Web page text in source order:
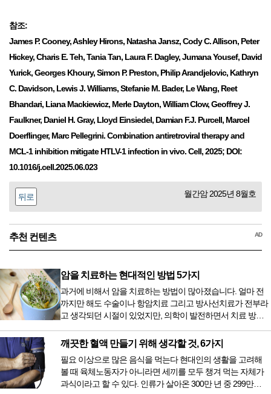
참조:
James P. Cooney, Ashley Hirons, Natasha Jansz, Cody C. Allison, Peter
Hickey, Charis E. Teh, Tania Tan, Laura F. Dagley, Jumana Yousef, David
Yurick, Georges Khoury, Simon P. Preston, Philip Arandjelovic, Kathryn
C. Davidson, Lewis J. Williams, Stefanie M. Bader, Le Wang, Reet
Bhandari, Liana Mackiewicz, Merle Dayton, William Clow, Geoffrey J.
Faulkner, Daniel H. Gray, Lloyd Einsiedel, Damian F.J. Purcell, Marcel
Doerflinger, Marc Pellegrini. Combination antiretroviral therapy and
MCL-1 inhibition mitigate HTLV-1 infection in vivo. Cell, 2025; DOI:
10.1016/j.cell.2025.06.023
뒤로 월간암 2025년 8월호
추천 컨텐츠 AD
암을 치료하는 현대적인 방법 5가지
과거에 비해서 암을 치료하는 방법이 많아졌습니다. 얼마 전
까지만 해도 수술이나 항암치료 그리고 방사선치료가 전부라
고 생각되던 시절이 있었지만, 의학이 발전하면서 치료 방법
오면서 암을 치료하는 방법이 하나 더 추가되었습니다. 중입
자 치료를 받기 위해서는 일본이나 독일 등 중입자 치료기가
있는 나라에 가서 힘들게 치료받았지만 얼마 전 국내 도입 후
전립선암 환자를 시작으로 중입자 치료기가 가동되었습니다.
치료 범위가 한정되어 모든 암 환자가 중입자 치료를 받을 수
깨끗한 혈액 만들기 위해 생각할 것, 6가지
필요 이상으로 많은 음식을 먹는다 현대인의 생활을 고려해
볼 때 육체노동자가 아니라면 세끼를 모두 챙겨 먹는 자체가
과식이라고 할 수 있다. 인류가 살아온 300만 년 중 299만